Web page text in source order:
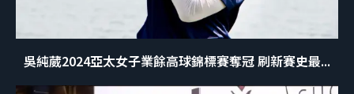
吳純葳2024亞太女子業餘高球錦標賽奪冠 刷新賽史最...